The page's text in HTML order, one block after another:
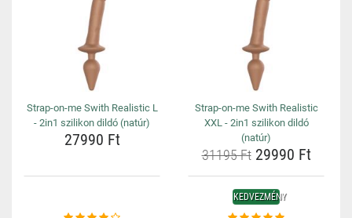
Strap-on-me Swith Realistic L
- 2in1 szilikon dildó (natúr)
27990 Ft
Strap-on-me Swith Realistic
XXL - 2in1 szilikon dildó
(natúr)
31195 Ft29990 Ft
KEDVEZMÉNY